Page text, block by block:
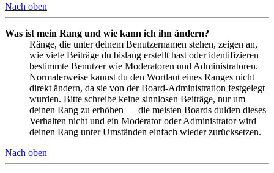
Nach oben
Was ist mein Rang und wie kann ich ihn ändern?
Ränge, die unter deinem Benutzernamen stehen, zeigen an,
wie viele Beiträge du bislang erstellt hast oder identifizieren
bestimmte Benutzer wie Moderatoren und Administratoren.
Normalerweise kannst du den Wortlaut eines Ranges nicht
direkt ändern, da sie von der Board-Administration festgelegt
wurden. Bitte schreibe keine sinnlosen Beiträge, nur um
deinen Rang zu erhöhen — die meisten Boards dulden dieses
Verhalten nicht und ein Moderator oder Administrator wird
deinen Rang unter Umständen einfach wieder zurücksetzen.
Nach oben